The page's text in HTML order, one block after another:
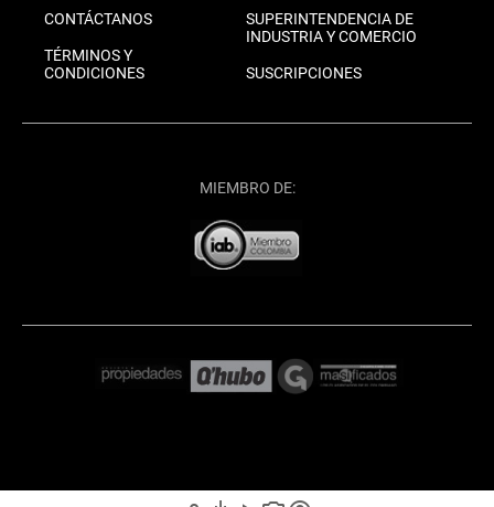
CONTÁCTANOS
TÉRMINOS Y
CONDICIONES
SUPERINTENDENCIA DE
INDUSTRIA Y COMERCIO
SUSCRIPCIONES
MIEMBRO DE: